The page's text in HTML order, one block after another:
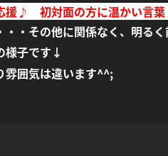
援♪ 初対面の方に温かい言
・・その他に関係なく、明る
様子です↓
雰囲気は違います^^;